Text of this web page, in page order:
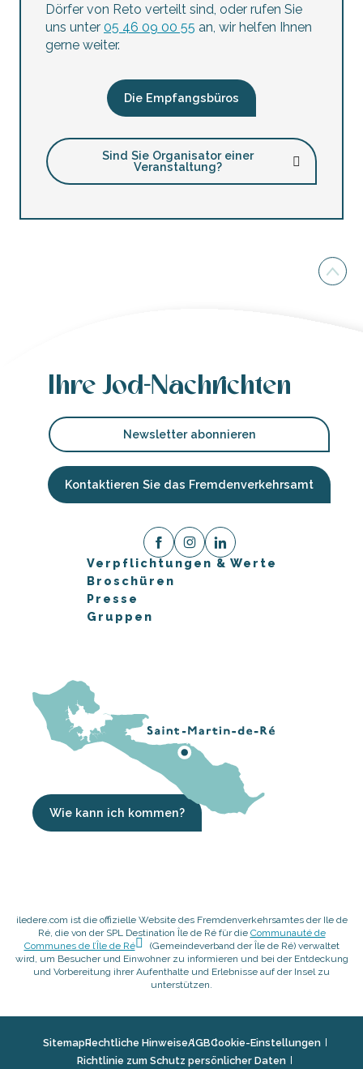
Dörfer von Reto verteilt sind, oder rufen Sie
uns unter 05 46 09 00 55 an, wir helfen Ihnen
gerne weiter.
Die Empfangsbüros
Sind Sie Organisator einer
Veranstaltung?
Ihre Jod-Nachrichten
Newsletter abonnieren
Kontaktieren Sie das Fremdenverkehrsamt
Verpflichtungen & Werte
Broschüren
Presse
Gruppen
Wie kann ich kommen?
iledere.com ist die offizielle Website des Fremdenverkehrsamtes der Ile de
Ré, die von der SPL Destination Île de Ré für die Communauté de
Communes de l’Île de Ré
(Gemeindeverband der Île de Ré) verwaltet
wird, um Besucher und Einwohner zu informieren und bei der Entdeckung
und Vorbereitung ihrer Aufenthalte und Erlebnisse auf der Insel zu
unterstützen.
SitemapRechtliche HinweiseAGBCookie-Einstellungen
Richtlinie zum Schutz persönlicher Daten